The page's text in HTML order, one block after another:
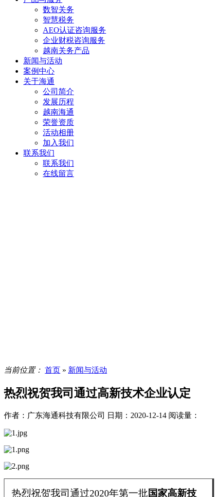
数智关务
智慧税务
AEO认证咨询服务
企业财税咨询服务
越南关务产品
新闻与活动
案例中心
关于海通
公司简介
发展历程
越南海通
荣誉资质
活动相册
加入我们
联系我们
联系我们
在线留言
当前位置： 首页 » 新闻与活动
热烈祝贺我司通过高新技术企业认定
作者：广东海通科技有限公司 日期：2020-12-14 阅读量：
热烈祝贺我司通过2020年第一批国家高新技